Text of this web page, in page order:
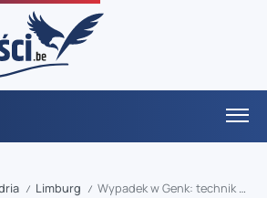
/ Limburg / Wypadek w Genk: technik uwięziony w turbinie wiatrowej na wysokości 100 metrów